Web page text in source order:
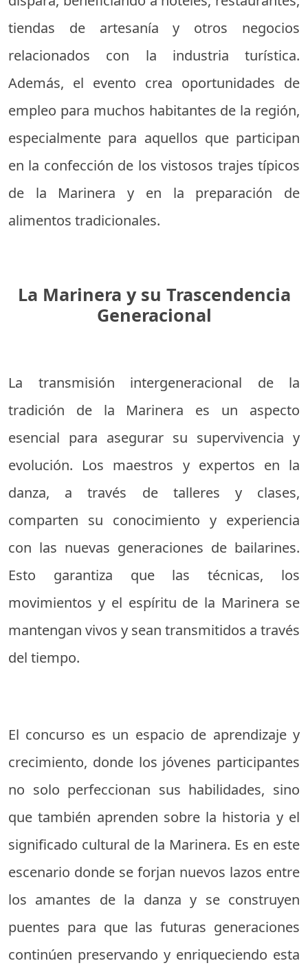
tiendas de artesanía y otros negocios
relacionados con la industria turística.
Además, el evento crea oportunidades de
empleo para muchos habitantes de la región,
especialmente para aquellos que participan
en la confección de los vistosos trajes típicos
de la Marinera y en la preparación de
alimentos tradicionales.
La Marinera y su Trascendencia
Generacional
La transmisión intergeneracional de la
tradición de la Marinera es un aspecto
esencial para asegurar su supervivencia y
evolución. Los maestros y expertos en la
danza, a través de talleres y clases,
comparten su conocimiento y experiencia
con las nuevas generaciones de bailarines.
Esto garantiza que las técnicas, los
movimientos y el espíritu de la Marinera se
mantengan vivos y sean transmitidos a través
del tiempo.
El concurso es un espacio de aprendizaje y
crecimiento, donde los jóvenes participantes
no solo perfeccionan sus habilidades, sino
que también aprenden sobre la historia y el
significado cultural de la Marinera. Es en este
escenario donde se forjan nuevos lazos entre
los amantes de la danza y se construyen
puentes para que las futuras generaciones
continúen preservando y enriqueciendo esta